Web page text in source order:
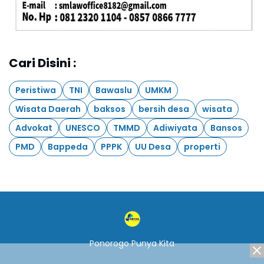
Cari Disini :
Peristiwa TNI Bawaslu
UMKM
Wisata Daerah
baksos bersih desa
wisata
Advokat
UNESCO TMMD Adiwiyata
Bansos
PMD
Bappeda PPPK UU Desa properti
Ponorogo Punya Kita